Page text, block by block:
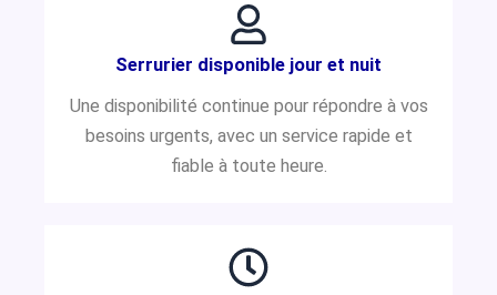
Serrurier disponible jour et nuit
Une disponibilité continue pour répondre à vos
besoins urgents, avec un service rapide et
fiable à toute heure.